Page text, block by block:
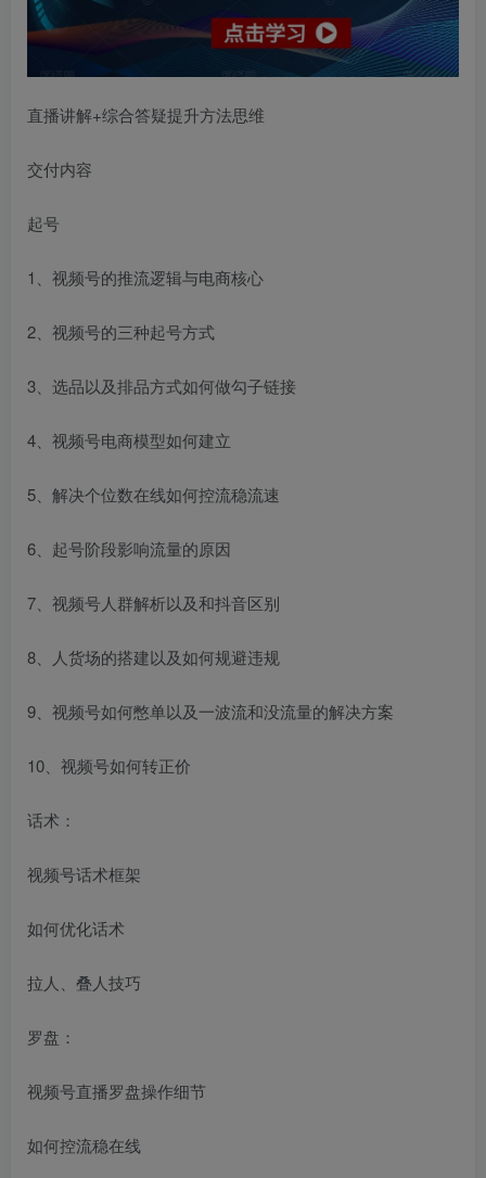
直播讲解+综合答疑提升方法思维
交付内容
起号
1、视频号的推流逻辑与电商核心
2、视频号的三种起号方式
3、选品以及排品方式如何做勾子链接
4、视频号电商模型如何建立
5、解决个位数在线如何控流稳流速
6、起号阶段影响流量的原因
7、视频号人群解析以及和抖音区别
8、人货场的搭建以及如何规避违规
9、视频号如何憋单以及一波流和没流量的解决方案
10、视频号如何转正价
话术：
视频号话术框架
如何优化话术
拉人、叠人技巧
罗盘：
视频号直播罗盘操作细节
如何控流稳在线